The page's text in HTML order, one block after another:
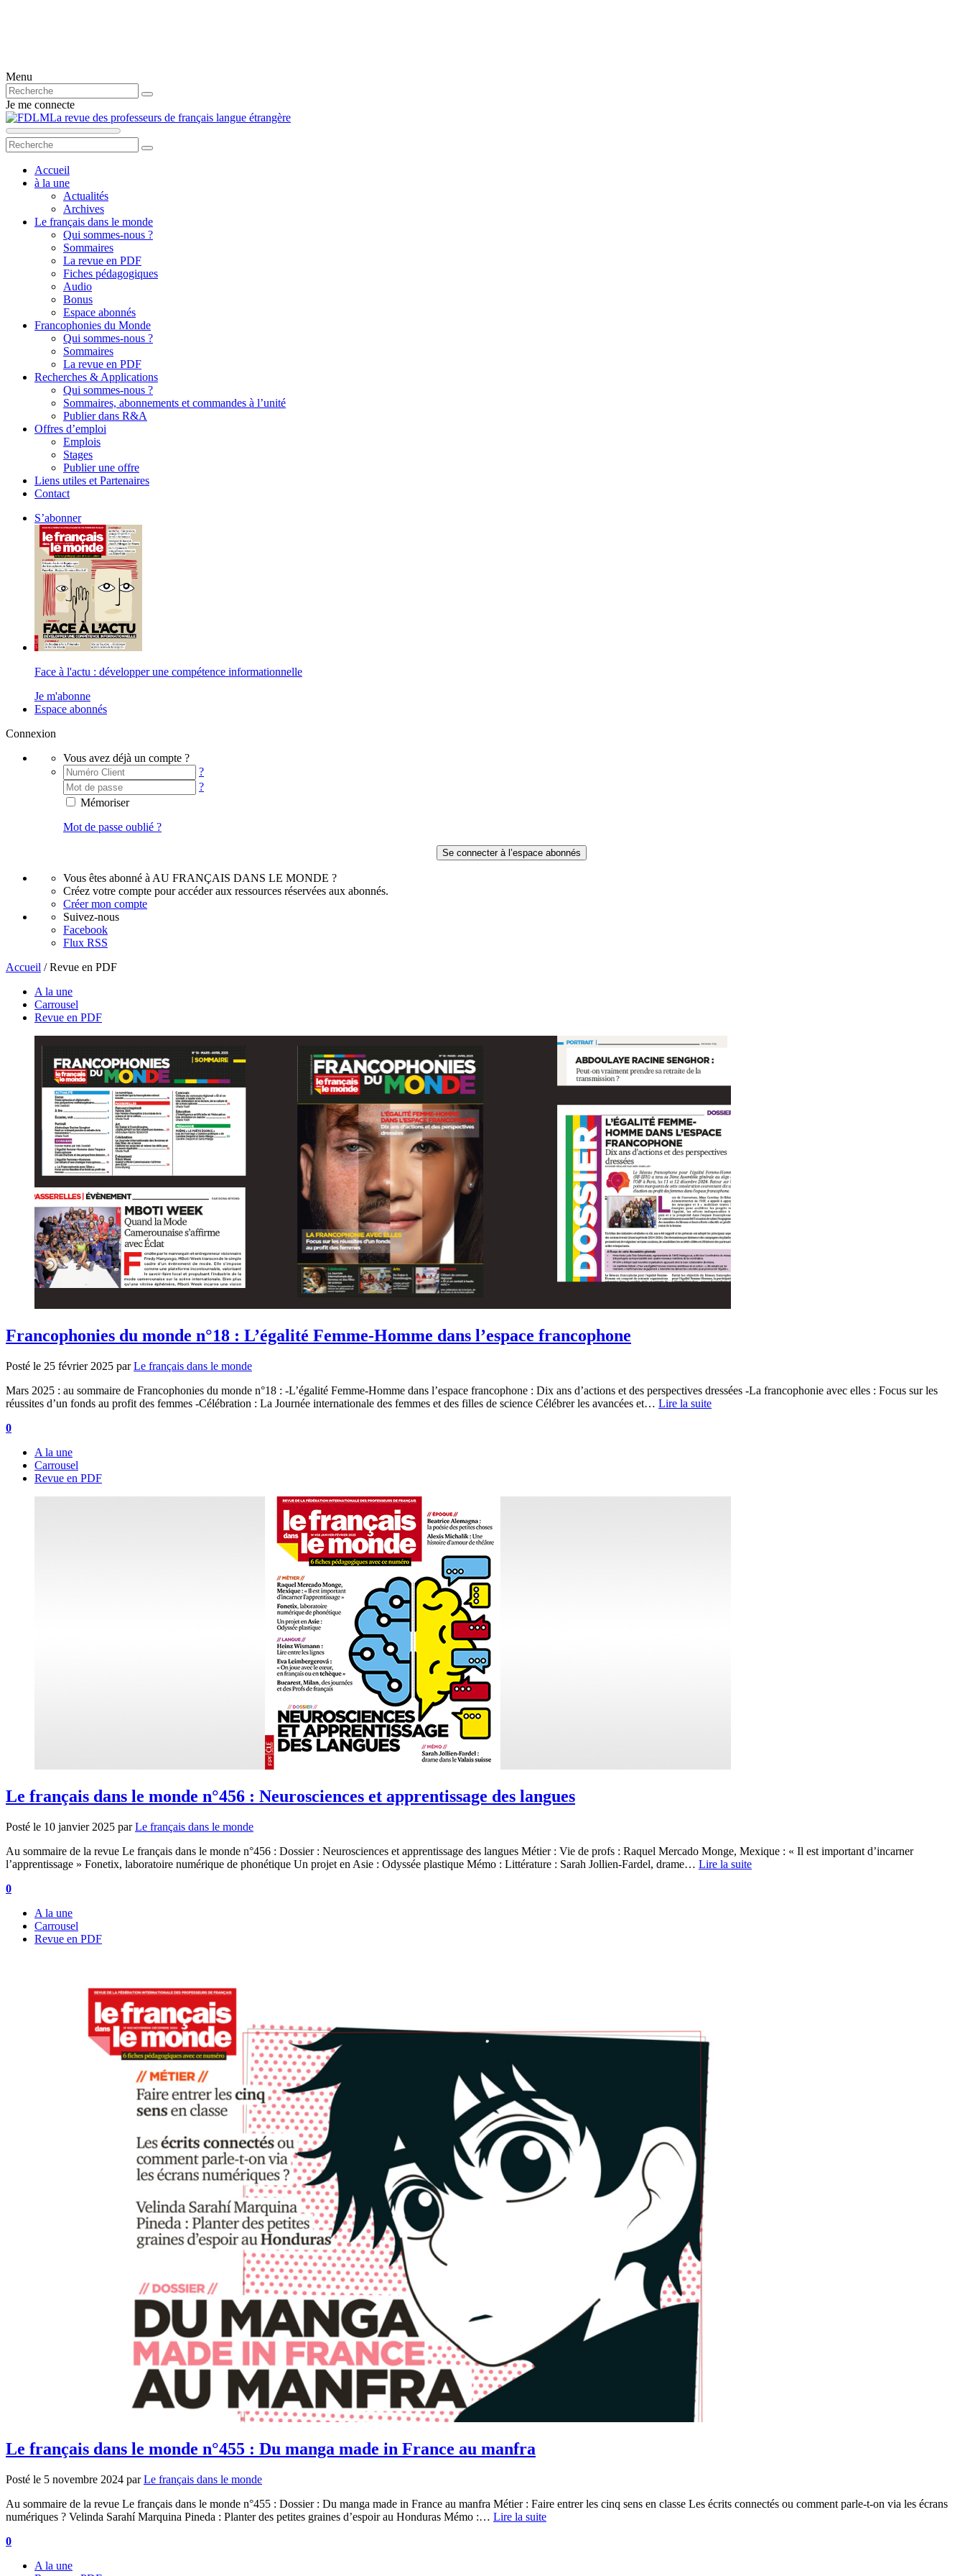
Menu
Je me connecte
La revue des professeurs de français langue étrangère
Accueil
à la une
Actualités
Archives
Le français dans le monde
Qui sommes-nous ?
Sommaires
La revue en PDF
Fiches pédagogiques
Audio
Bonus
Espace abonnés
Francophonies du Monde
Qui sommes-nous ?
Sommaires
La revue en PDF
Recherches & Applications
Qui sommes-nous ?
Sommaires, abonnements et commandes à l’unité
Publier dans R&A
Offres d’emploi
Emplois
Stages
Publier une offre
Liens utiles et Partenaires
Contact
S’abonner
Face à l'actu : développer une compétence informationnelle
Je m'abonne
Espace abonnés
Connexion
Vous avez déjà un compte ?
?
?
Mémoriser
Mot de passe oublié ?
Vous êtes abonné à AU FRANÇAIS DANS LE MONDE ?
Créez votre compte pour accéder aux ressources réservées aux abonnés.
Créer mon compte
Suivez-nous
Facebook
Flux RSS
Accueil /Revue en PDF
A la une
Carrousel
Revue en PDF
Francophonies du monde n°18 : L’égalité Femme-Homme dans l’espace francophone
Posté le 25 février 2025 par Le français dans le monde
Mars 2025 : au sommaire de Francophonies du monde n°18 : -L’égalité Femme-Homme dans l’espace francophone : Dix ans d’actions et des perspectives dressées -La francophonie avec elles : Focus sur les
réussites d’un fonds au profit des femmes -Célébration : La Journée internationale des femmes et des filles de science Célébrer les avancées et… Lire la suite
0
A la une
Carrousel
Revue en PDF
Le français dans le monde n°456 : Neurosciences et apprentissage des langues
Posté le 10 janvier 2025 par Le français dans le monde
Au sommaire de la revue Le français dans le monde n°456 : Dossier : Neurosciences et apprentissage des langues Métier : Vie de profs : Raquel Mercado Monge, Mexique : « Il est important d’incarner
l’apprentissage » Fonetix, laboratoire numérique de phonétique Un projet en Asie : Odyssée plastique Mémo : Littérature : Sarah Jollien-Fardel, drame… Lire la suite
0
A la une
Carrousel
Revue en PDF
Le français dans le monde n°455 : Du manga made in France au manfra
Posté le 5 novembre 2024 par Le français dans le monde
Au sommaire de la revue Le français dans le monde n°455 : Dossier : Du manga made in France au manfra Métier : Faire entrer les cinq sens en classe Les écrits connectés ou comment parle-t-on via les écrans
numériques ? Velinda Sarahí Marquina Pineda : Planter des petites graines d’espoir au Honduras Mémo :… Lire la suite
0
A la une